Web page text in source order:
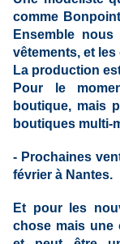
comme
Ensemble
vêtements, et
La production
Pour le
boutique, mais
boutiques multi-
- Prochaines
février à Nantes.
Et pour les
chose mais une